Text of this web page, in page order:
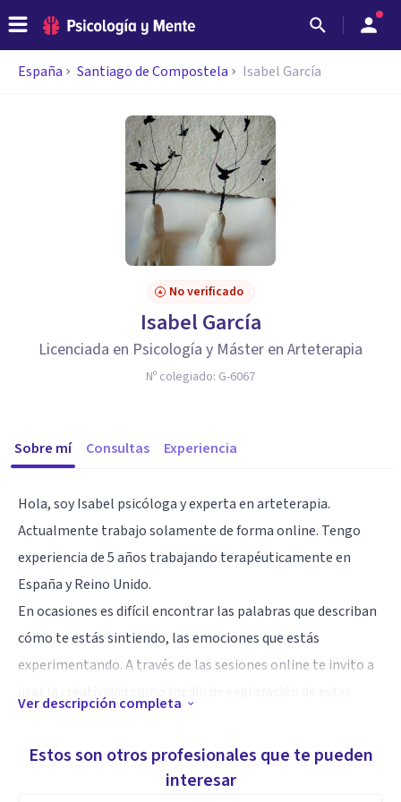
España Santiago de Compostela Isabel García
No verificado
Isabel García
Licenciada en Psicología y Máster en Arteterapia
Nº colegiado: G-6067
Sobre mí Consultas Experiencia
Hola, soy Isabel psicóloga y experta en arteterapia.
Actualmente trabajo solamente de forma online. Tengo
experiencia de 5 años trabajando terapéuticamente en
España y Reino Unido.
En ocasiones es difícil encontrar las palabras que describan
cómo te estás sintiendo, las emociones que estás
experimentando. A través de las sesiones online te invito a
frenando tu bienestar.
Te propongo un espacio seguro y de confianza donde podrás
Ver descripción completa
Estos son otros profesionales que te pueden
interesar